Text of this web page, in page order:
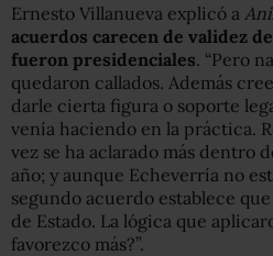
Ernesto Villanueva explicó a
acuerdos carecen de validez
fueron presidenciales. “Pero
quedaron callados. Además
darle cierta figura o soporte
venía haciendo en la práctica.
vez se ha aclarado más dentro
año; y aunque Echeverría no
segundo acuerdo establece
de Estado. La lógica que
favorezco más?”.